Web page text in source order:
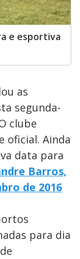
e esportiva
as
segunda-
clube
oficial. Ainda
data para
Barros,
de 2016
para dia